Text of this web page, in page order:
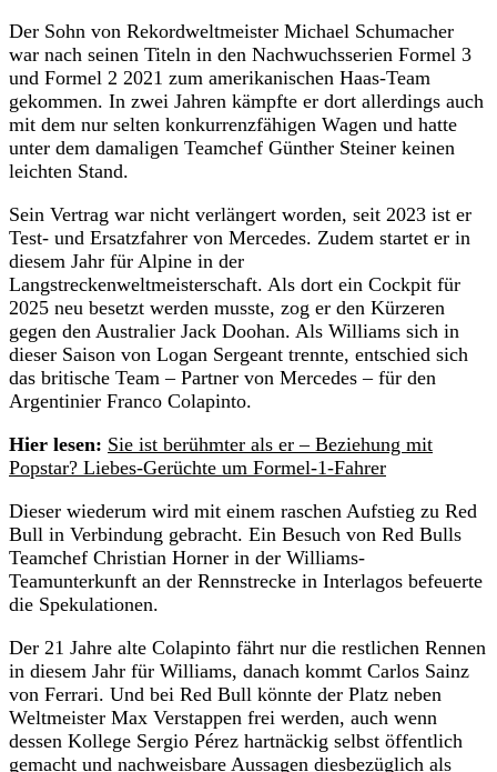
Der Sohn von Rekordweltmeister Michael Schumacher
war nach seinen Titeln in den Nachwuchsserien Formel 3
und Formel 2 2021 zum amerikanischen Haas-Team
gekommen. In zwei Jahren kämpfte er dort allerdings auch
mit dem nur selten konkurrenzfähigen Wagen und hatte
unter dem damaligen Teamchef Günther Steiner keinen
leichten Stand.
Sein Vertrag war nicht verlängert worden, seit 2023 ist er
Test- und Ersatzfahrer von Mercedes. Zudem startet er in
diesem Jahr für Alpine in der
Langstreckenweltmeisterschaft. Als dort ein Cockpit für
2025 neu besetzt werden musste, zog er den Kürzeren
gegen den Australier Jack Doohan. Als Williams sich in
dieser Saison von Logan Sergeant trennte, entschied sich
das britische Team – Partner von Mercedes – für den
Argentinier Franco Colapinto.
Hier lesen: Sie ist berühmter als er – Beziehung mit
Popstar? Liebes-Gerüchte um Formel-1-Fahrer
Dieser wiederum wird mit einem raschen Aufstieg zu Red
Bull in Verbindung gebracht. Ein Besuch von Red Bulls
Teamchef Christian Horner in der Williams-
Teamunterkunft an der Rennstrecke in Interlagos befeuerte
die Spekulationen.
Der 21 Jahre alte Colapinto fährt nur die restlichen Rennen
in diesem Jahr für Williams, danach kommt Carlos Sainz
von Ferrari. Und bei Red Bull könnte der Platz neben
Weltmeister Max Verstappen frei werden, auch wenn
dessen Kollege Sergio Pérez hartnäckig selbst öffentlich
gemacht und nachweisbare Aussagen diesbezüglich als